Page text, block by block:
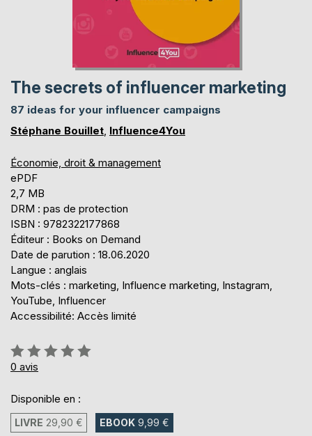
The secrets of influencer marketing
87 ideas for your influencer campaigns
Stéphane Bouillet, Influence4You
Économie, droit & management
ePDF
2,7 MB
DRM : pas de protection
ISBN : 9782322177868
Éditeur : Books on Demand
Date de parution : 18.06.2020
Langue : anglais
Mots-clés : marketing, Influence marketing, Instagram,
YouTube, Influencer
Accessibilité: Accès limité
Évaluation:
0%
0 avis
Disponible en :
LIVRE 29,90 € EBOOK 9,99 €